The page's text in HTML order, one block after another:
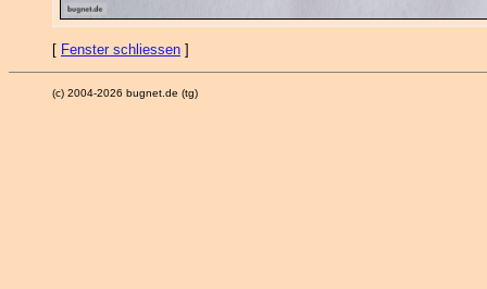
[ Fenster schliessen ]
(c) 2004-2026 bugnet.de (tg)